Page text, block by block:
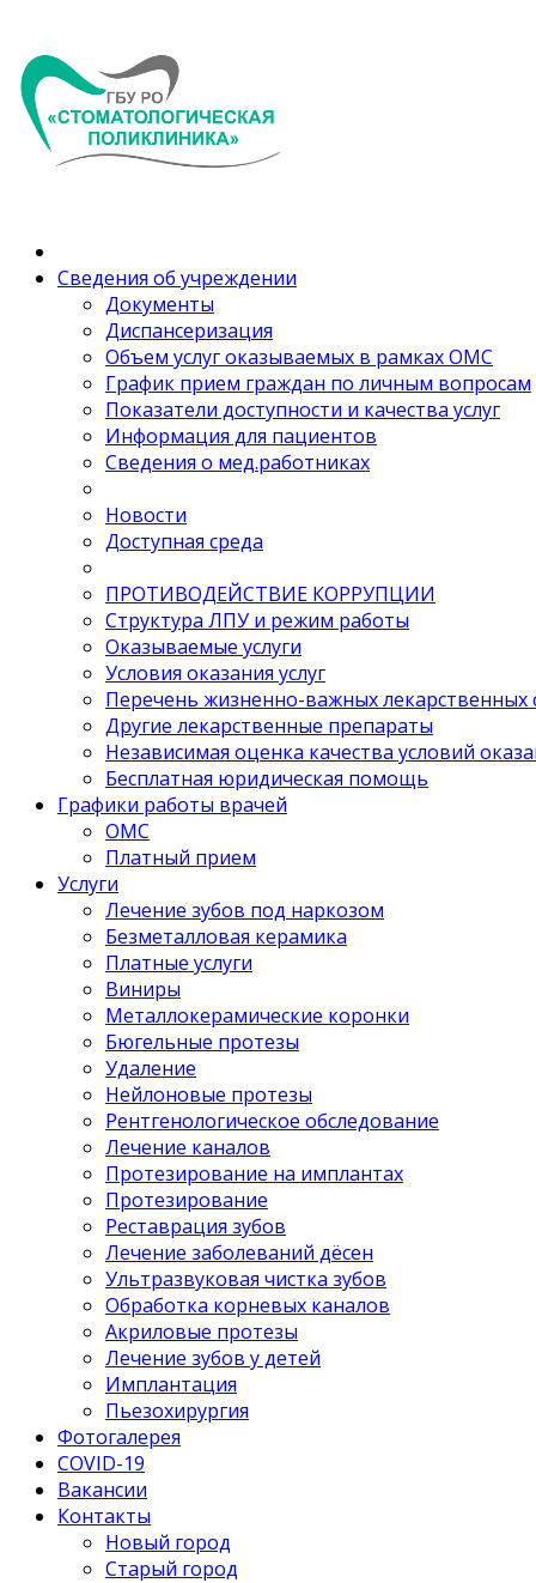
Сведения об учреждении
Документы
Диспансеризация
Объем услуг оказываемых в рамках ОМС
График прием граждан по личным вопросам
Показатели доступности и качества услуг
Информация для пациентов
Сведения о мед.работниках
Новости
Доступная среда
ПРОТИВОДЕЙСТВИЕ КОРРУПЦИИ
Структура ЛПУ и режим работы
Оказываемые услуги
Условия оказания услуг
Перечень жизненно-важных лекарственных
Другие лекарственные препараты
Независимая оценка качества условий
Бесплатная юридическая помощь
Графики работы врачей
ОМС
Платный прием
Услуги
Лечение зубов под наркозом
Безметалловая керамика
Платные услуги
Виниры
Металлокерамические коронки
Бюгельные протезы
Удаление
Нейлоновые протезы
Рентгенологическое обследование
Лечение каналов
Протезирование на имплантах
Протезирование
Реставрация зубов
Лечение заболеваний дёсен
Ультразвуковая чистка зубов
Обработка корневых каналов
Акриловые протезы
Лечение зубов у детей
Имплантация
Пьезохирургия
Фотогалерея
COVID-19
Вакансии
Контакты
Новый город
Старый город